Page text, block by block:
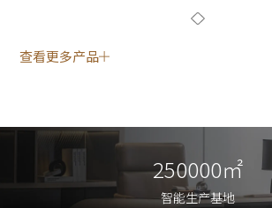
查看更多产品
250000㎡
智能生产基地
250000㎡
智能生产基地